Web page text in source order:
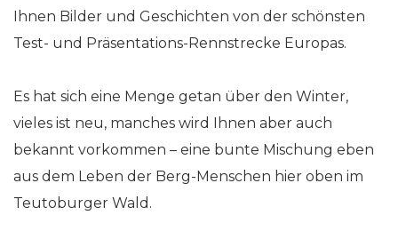
Ihnen Bilder und Geschichten von der schönsten
Test- und Präsentations-Rennstrecke Europas.
Es hat sich eine Menge getan über den Winter,
vieles ist neu, manches wird Ihnen aber auch
bekannt vorkommen – eine bunte Mischung eben
aus dem Leben der Berg-Menschen hier oben im
Teutoburger Wald.